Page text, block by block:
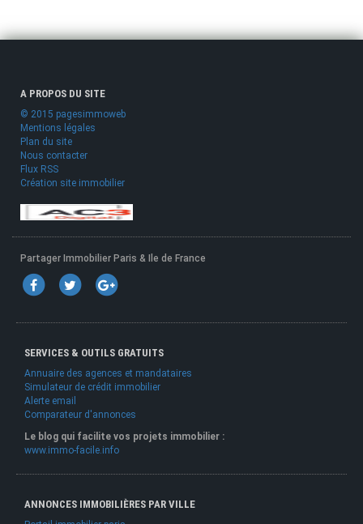
A PROPOS DU SITE
© 2015 pagesimmoweb
Mentions légales
Plan du site
Nous contacter
Flux RSS
Création site immobilier
Partager Immobilier Paris & Ile de France
SERVICES & OUTILS GRATUITS
Annuaire des agences et mandataires
Simulateur de crédit immobilier
Alerte email
Comparateur d'annonces
Le blog qui facilite vos projets immobilier :
www.immo-facile.info
ANNONCES IMMOBILIÈRES PAR VILLE